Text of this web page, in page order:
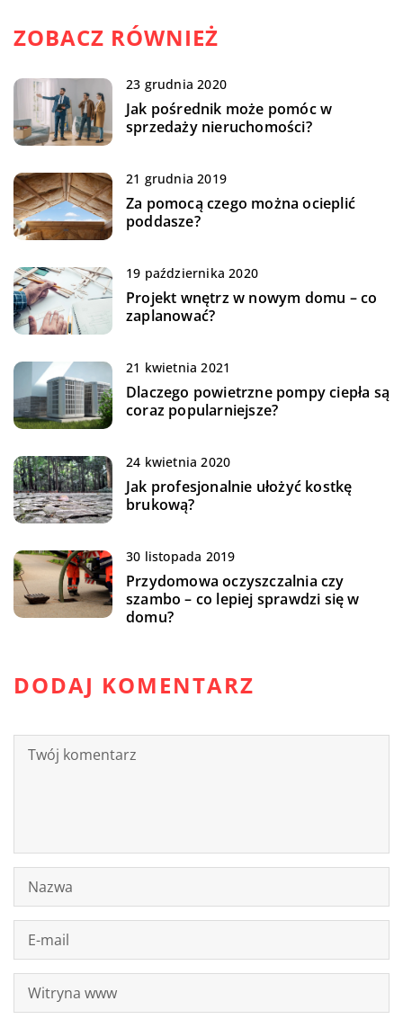
ZOBACZ RÓWNIEŻ
23 grudnia 2020
Jak pośrednik może pomóc w
sprzedaży nieruchomości?
21 grudnia 2019
Za pomocą czego można ocieplić
poddasze?
19 października 2020
Projekt wnętrz w nowym domu – co
zaplanować?
21 kwietnia 2021
Dlaczego powietrzne pompy ciepła są
coraz popularniejsze?
24 kwietnia 2020
Jak profesjonalnie ułożyć kostkę
brukową?
30 listopada 2019
Przydomowa oczyszczalnia czy
szambo – co lepiej sprawdzi się w
domu?
DODAJ KOMENTARZ